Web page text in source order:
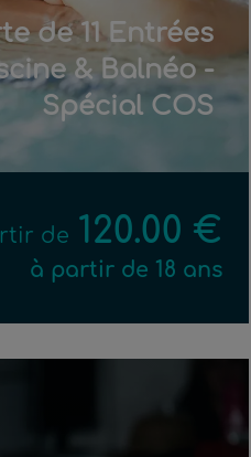
de 11 Entrées
& Balnéo -
Spécial COS
de 120.00 €
à partir de 18 ans